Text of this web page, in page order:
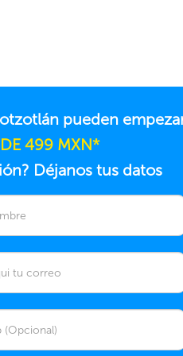
pueden
499 MXN*
Déjanos tus datos